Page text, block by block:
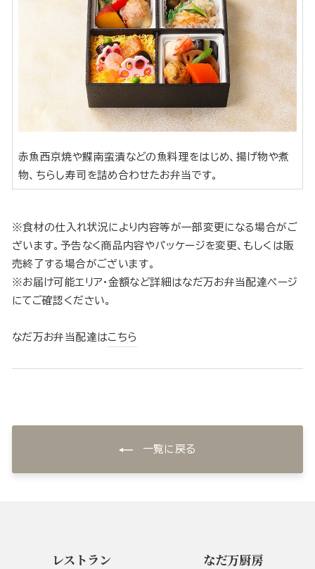
赤魚西京焼や鰈南蛮漬などの魚料理をはじめ、揚げ物や煮
物、ちらし寿司を詰め合わせたお弁当です。
※食材の仕入れ状況により内容等が一部変更になる場合がご
ざいます。予告なく商品内容やパッケージを変更、もしくは販
売終了する場合がございます。
※お届け可能エリア・金額など詳細はなだ万お弁当配達ページ
にてご確認ください。
なだ万お弁当配達はこちら
一覧に戻る
レストラン なだ万厨房